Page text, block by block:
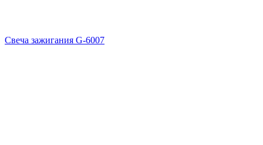
Свеча зажигания G-6007